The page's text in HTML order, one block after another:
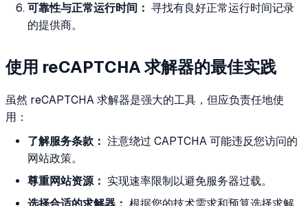
可靠性与正常运行时间： 寻找有良好正常运行时间记录
的提供商。
使用 reCAPTCHA 求解器的最佳实践
虽然 reCAPTCHA 求解器是强大的工具，但应负责任地使
用：
了解服务条款： 注意绕过 CAPTCHA 可能违反您访问的
网站政策。
尊重网站资源： 实现速率限制以避免服务器过载。